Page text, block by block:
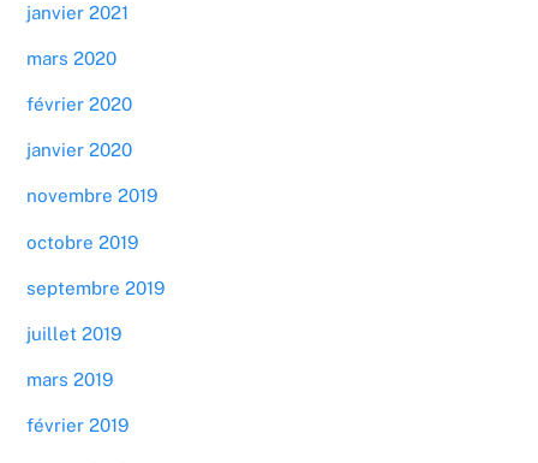
janvier 2021
mars 2020
février 2020
janvier 2020
novembre 2019
octobre 2019
septembre 2019
juillet 2019
mars 2019
février 2019